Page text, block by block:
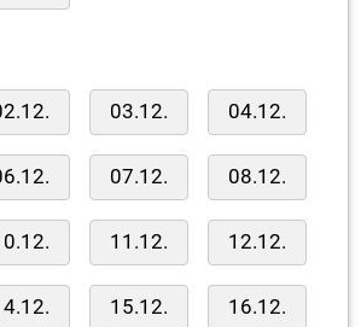
03.12. 04.12.
07.12. 08.12.
11.12. 12.12.
15.12. 16.12.